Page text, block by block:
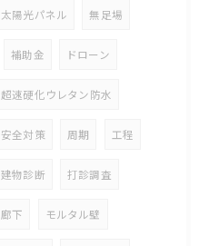
太陽光パネル 無足場
補助金 ドローン
超速硬化ウレタン防水
安全対策 周期 工程
建物診断 打診調査
廊下 モルタル壁